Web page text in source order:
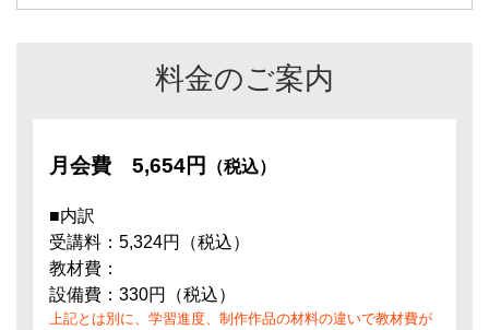
料金のご案内
月会費 5,654円 （税込）
■内訳
受講料：5,324円（税込）
教材費：
設備費：330円（税込）
上記とは別に、学習進度、制作作品の材料の違いで教材費が